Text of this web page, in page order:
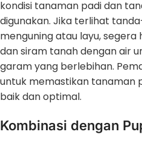
kondisi tanaman padi dan
digunakan. Jika terlihat
menguning atau layu,
dan siram tanah dengan air
garam yang berlebihan.
untuk memastikan tanaman
baik dan optimal.
Kombinasi dengan